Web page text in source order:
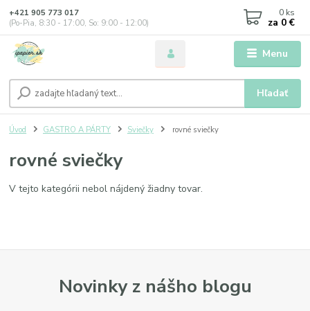
Menu
Hľadať
+421 905 773 017
(Po-Pia, 8:30 - 17:00, So: 9:00 - 12:00)
0 ks
za 0 €
Úvod GASTRO A PÁRTY Sviečky rovné sviečky
rovné sviečky
V tejto kategórii nebol nájdený žiadny tovar.
Novinky z nášho blogu